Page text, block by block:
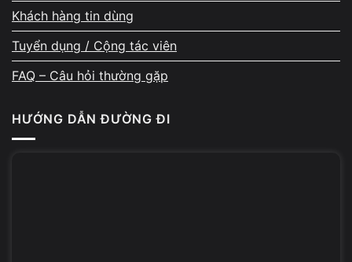
Sau thời gian dài sử dụng, Windows thường xuất hiện
thêm:
Startup app
Ứng dụng đồng bộ dữ liệu
Khách hàng tin dùng
Tuyển dụng / Cộng tác viên
FAQ – Câu hỏi thường gặp
HƯỚNG DẪN ĐƯỜNG ĐI